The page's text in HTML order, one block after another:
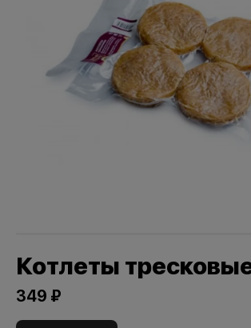
Котлеты
349 ₽